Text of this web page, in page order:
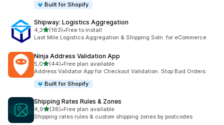
Built for Shopify
Shipway: Logistics Aggregation
4,3/ 5 tähteä
(163)
163 arvostelua yhteensä
•Free to install
Last Mile Logistics Aggregation & Shipping Soln. for eCommerce
Ninja Address Validation App
5,0/ 5 tähteä
(44)
44 arvostelua yhteensä
•Free plan available
Address Validator App for Checkout Validation. Stop Bad Orders
Built for Shopify
Shipping Rates Rules & Zones
4,9/ 5 tähteä
(38)
38 arvostelua yhteensä
•Free plan available
Shipping rates rules & custom shipping zones by postcodes